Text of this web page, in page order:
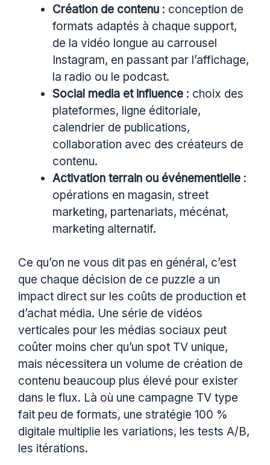
Création de contenu : conception de
formats adaptés à chaque support,
de la vidéo longue au carrousel
Instagram, en passant par l’affichage,
la radio ou le podcast.
Social media et influence : choix des
plateformes, ligne éditoriale,
calendrier de publications,
collaboration avec des créateurs de
contenu.
Activation terrain ou événementielle :
opérations en magasin, street
marketing, partenariats, mécénat,
marketing alternatif.
Ce qu’on ne vous dit pas en général, c’est
que chaque décision de ce puzzle a un
impact direct sur les coûts de production et
d’achat média. Une série de vidéos
verticales pour les médias sociaux peut
coûter moins cher qu’un spot TV unique,
mais nécessitera un volume de création de
contenu beaucoup plus élevé pour exister
dans le flux. Là où une campagne TV type
fait peu de formats, une stratégie 100 %
digitale multiplie les variations, les tests A/B,
les itérations.